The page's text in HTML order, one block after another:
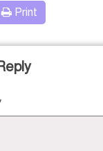
Print